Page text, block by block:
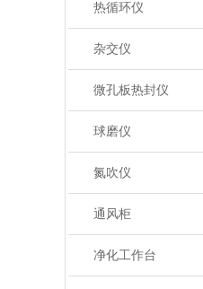
热循环仪
杂交仪
微孔板热封仪
球磨仪
氮吹仪
通风柜
净化工作台